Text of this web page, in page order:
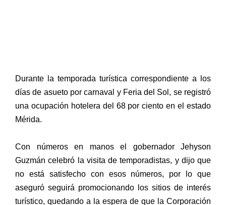
Durante la temporada turística correspondiente a los
días de asueto por carnaval y Feria del Sol, se registró
una ocupación hotelera del 68 por ciento en el estado
Mérida.
Con números en manos el gobernador Jehyson
Guzmán celebró la visita de temporadistas, y dijo que
no está satisfecho con esos números, por lo que
aseguró seguirá promocionando los sitios de interés
turístico, quedando a la espera de que la Corporación